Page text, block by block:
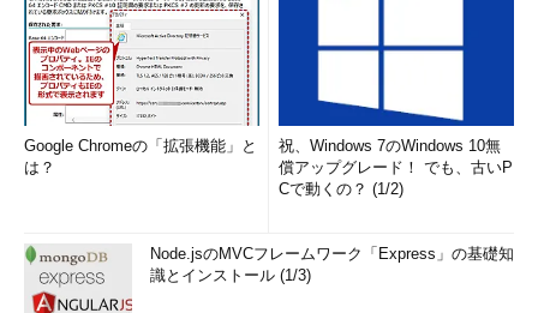
Google Chromeの「拡張機能」と
は？
祝、Windows 7のWindows 10無
償アップグレード！ でも、古いP
Cで動くの？ (1/2)
Node.jsのMVCフレームワーク「Express」の基礎知
識とインストール (1/3)